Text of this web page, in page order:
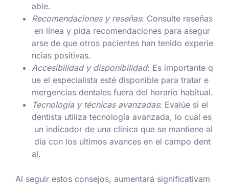
able.
Recomendaciones y reseñas: Consulte reseñas
en línea y pida recomendaciones para asegur
arse de que otros pacientes han tenido experie
ncias positivas.
Accesibilidad y disponibilidad: Es importante q
ue el especialista esté disponible para tratar e
mergencias dentales fuera del horario habitual.
Tecnología y técnicas avanzadas: Evalúe si el
dentista utiliza tecnología avanzada, lo cual es
un indicador de una clínica que se mantiene al
día con los últimos avances en el campo dent
al.
Al seguir estos consejos, aumentará significativam